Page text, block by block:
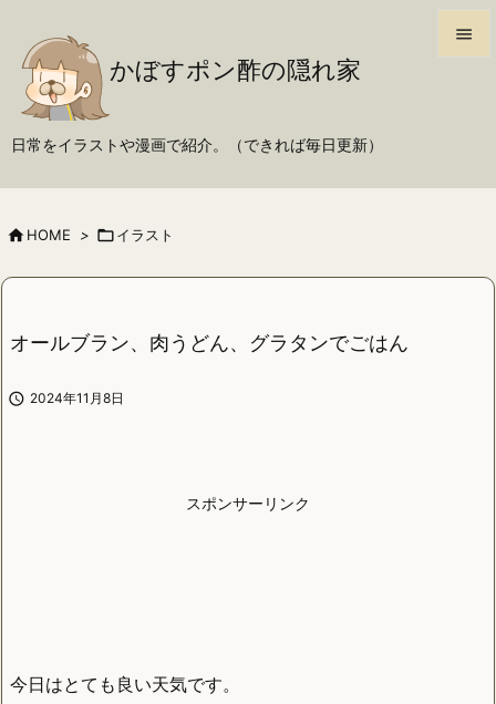
かぼすポン酢の隠れ家
日常をイラストや漫画で紹介。（できれば毎日更新）


 HOME > イラスト
オールブラン、肉うどん、グラタンでごはん
 2024年11月8日
スポンサーリンク
今日はとても良い天気です。